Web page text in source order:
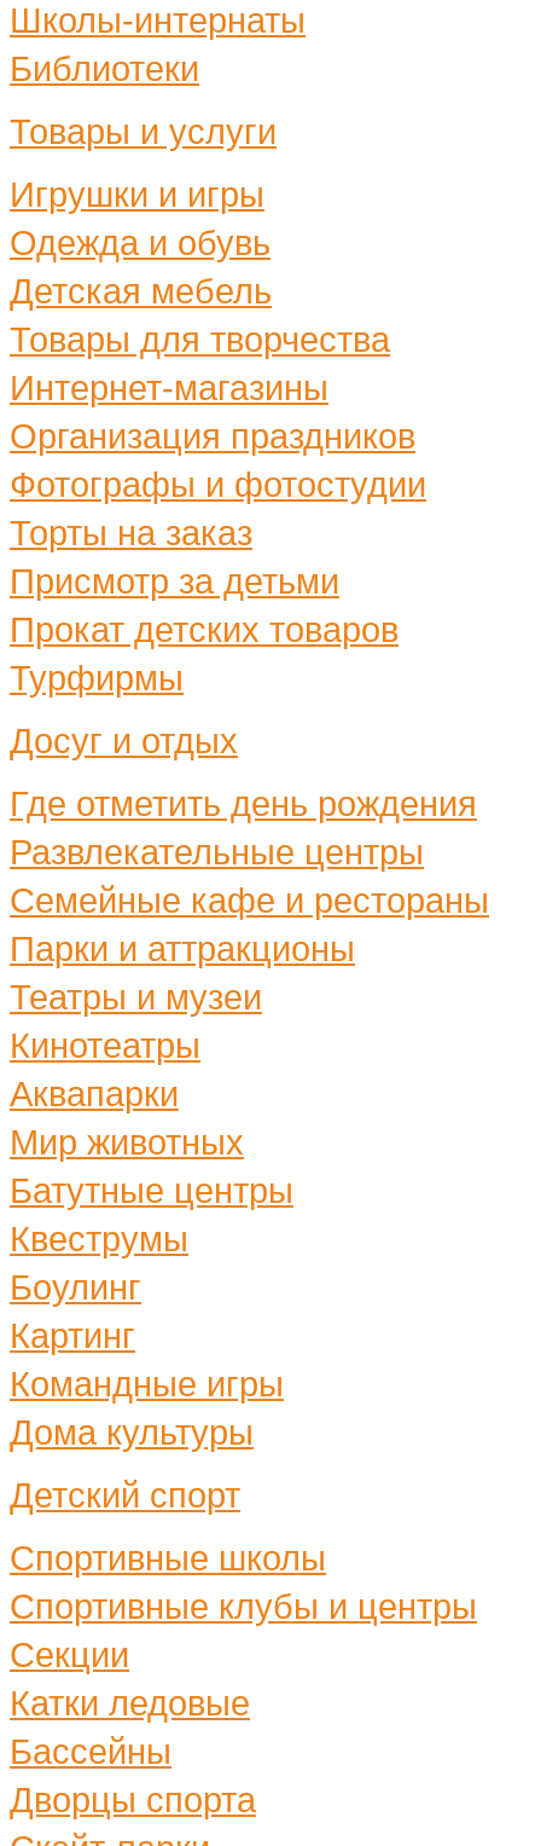
Школы-интернаты
Библиотеки
Товары и услуги
Игрушки и игры
Одежда и обувь
Детская мебель
Товары для творчества
Интернет-магазины
Организация праздников
Фотографы и фотостудии
Торты на заказ
Присмотр за детьми
Прокат детских товаров
Турфирмы
Досуг и отдых
Где отметить день рождения
Развлекательные центры
Семейные кафе и рестораны
Парки и аттракционы
Театры и музеи
Кинотеатры
Аквапарки
Мир животных
Батутные центры
Квеструмы
Боулинг
Картинг
Командные игры
Дома культуры
Детский спорт
Спортивные школы
Спортивные клубы и центры
Секции
Катки ледовые
Бассейны
Дворцы спорта